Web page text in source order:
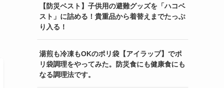
【防災ベスト】子供用の避難グッズを「ハコベ
スト」に詰める！貴重品から着替えまでたっぷ
り入る！
湯煎も冷凍もOKのポリ袋【アイラップ】でポ
リ袋調理をやってみた。防災食にも健康食にも
なる調理法です。